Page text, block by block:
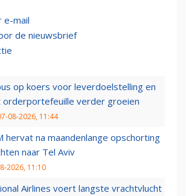
e-mail
de nieuwsbrief
op koers voor leverdoelstelling en
orderportefeuille verder groeien
08-2026, 11:44
hervat na maandenlange opschorting
naar Tel Aviv
2026, 11:10
Airlines voert langste vrachtvlucht